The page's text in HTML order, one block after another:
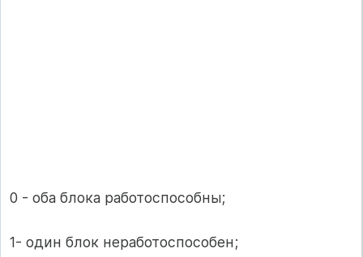
0 - оба блока работоспособны;
1- один блок неработоспособен;